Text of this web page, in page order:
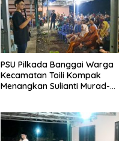
PSU Pilkada Banggai Warga
Kecamatan Toili Kompak
Menangkan Sulianti Murad-